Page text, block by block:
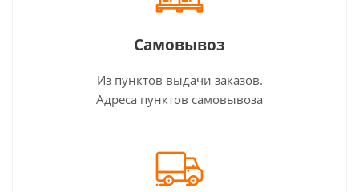
Самовывоз
Из пунктов выдачи заказов.
Адреса пунктов самовывоза